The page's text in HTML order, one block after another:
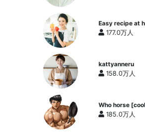
Easy recipe at
cooking
Kitchen
177.0万人
kattyanneru
158.0万人
Who horse
185.0万人